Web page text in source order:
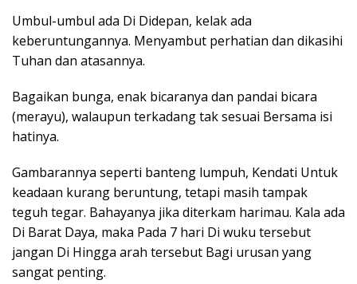
Umbul-umbul ada Di Didepan, kelak ada
keberuntungannya. Menyambut perhatian dan dikasihi
Tuhan dan atasannya.
Bagaikan bunga, enak bicaranya dan pandai bicara
(merayu), walaupun terkadang tak sesuai Bersama isi
hatinya.
Gambarannya seperti banteng lumpuh, Kendati Untuk
keadaan kurang beruntung, tetapi masih tampak
teguh tegar. Bahayanya jika diterkam harimau. Kala ada
Di Barat Daya, maka Pada 7 hari Di wuku tersebut
jangan Di Hingga arah tersebut Bagi urusan yang
sangat penting.